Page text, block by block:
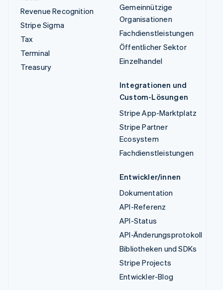
Revenue Recognition
Stripe Sigma
Tax
Terminal
Treasury
Gemeinnützige
Organisationen
Fachdienstleistungen
Öffentlicher Sektor
Einzelhandel
Integrationen und
Custom-Lösungen
Stripe App-Marktplatz
Stripe Partner
Ecosystem
Fachdienstleistungen
Entwickler/innen
Dokumentation
API-Referenz
API-Status
API-Änderungsprotokoll
Bibliotheken und SDKs
Stripe Projects
Entwickler-Blog